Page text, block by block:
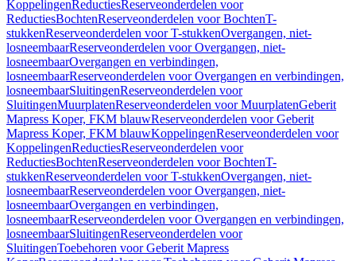
KoppelingenReductiesReserveonderdelen voor
ReductiesBochtenReserveonderdelen voor BochtenT-
stukkenReserveonderdelen voor T-stukkenOvergangen, niet-
losneembaarReserveonderdelen voor Overgangen, niet-
losneembaarOvergangen en verbindingen,
losneembaarReserveonderdelen voor Overgangen en verbindingen,
losneembaarSluitingenReserveonderdelen voor
SluitingenMuurplatenReserveonderdelen voor MuurplatenGeberit
Mapress Koper, FKM blauwReserveonderdelen voor Geberit
Mapress Koper, FKM blauwKoppelingenReserveonderdelen voor
KoppelingenReductiesReserveonderdelen voor
ReductiesBochtenReserveonderdelen voor BochtenT-
stukkenReserveonderdelen voor T-stukkenOvergangen, niet-
losneembaarReserveonderdelen voor Overgangen, niet-
losneembaarOvergangen en verbindingen,
losneembaarReserveonderdelen voor Overgangen en verbindingen,
losneembaarSluitingenReserveonderdelen voor
SluitingenToebehoren voor Geberit Mapress